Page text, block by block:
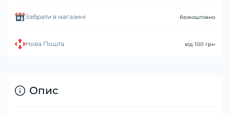
Забрати в магазині безкоштовно
Нова Пошта від 100 грн
Опис